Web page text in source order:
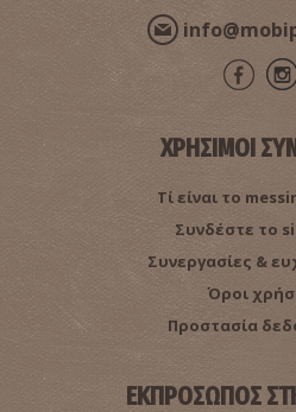
ΧΡΗΣΙΜΟΙ
Τί είναι το
Συνδέστε το
Συνεργασίες &
Όροι
Προστασία
ΕΚΠΡΟΣΩΠΟΣ